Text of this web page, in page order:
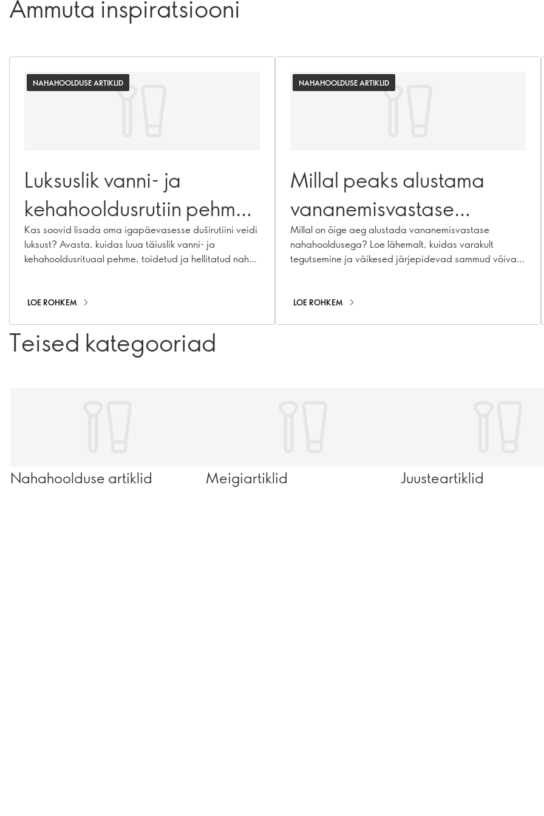
Ammuta inspiratsiooni
NAHAHOOLDUSE ARTIKLID
Luksuslik vanni- ja
kehahooldusrutiin pehme
ja siidise naha
saavutamiseks!
Kas soovid lisada oma igapäevasesse duširutiini veidi
luksust? Avasta, kuidas luua täiuslik vanni- ja
kehahooldusrituaal pehme, toidetud ja hellitatud naha
LOE ROHKEM
NAHAHOOLDUSE ARTIKLID
Millal peaks alustama
vananemisvastase
nahahooldusega?
Millal on õige aeg alustada vananemisvastase
nahahooldusega? Loe lähemalt, kuidas varakult
tegutsemine ja väikesed järjepidevad sammud võivad
LOE ROHKEM
Teised kategooriad
Nahahoolduse artiklid Meigiartiklid Juusteartiklid